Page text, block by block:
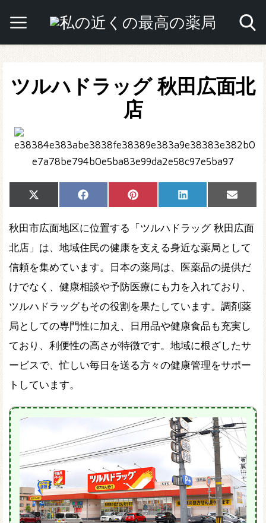
ツルハドラッグ 秋田広面北
店
Share
on
X
(Twitter)
Share
on
Facebook Share
on
Pinterest Share
on
LinkedIn
Share
on
Email
秋田市広面地区に位置する「ツルハドラッグ 秋田広面
北店」は、地域住民の健康を支える身近な薬局として
信頼を集めています。日本の薬局は、医薬品の提供だ
けでなく、健康相談や予防医療にも力を入れており、
ツルハドラッグもその役割を果たしています。調剤薬
局としての専門性に加え、日用品や健康食品も充実し
ており、利便性の高さが特徴です。地域に根ざしたサ
ービスで、忙しい毎日を送る方々の健康管理をサポー
トしています。